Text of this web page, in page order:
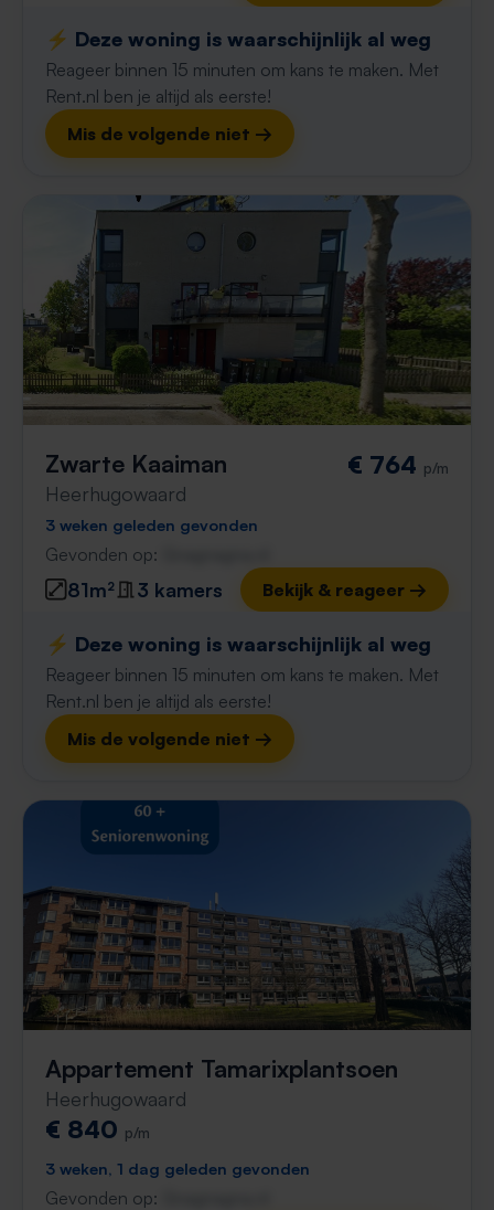
⚡️ Deze woning is waarschijnlijk al weg
Reageer binnen 15 minuten om kans te maken. Met
Rent.nl ben je altijd als eerste!
Mis de volgende niet →
Zwarte Kaaiman
Heerhugowaard
€ 764 p/m
3 weken geleden gevonden
Gevonden op:
81m² 3 kamers Bekijk & reageer →
⚡️ Deze woning is waarschijnlijk al weg
Reageer binnen 15 minuten om kans te maken. Met
Rent.nl ben je altijd als eerste!
Mis de volgende niet →
Appartement Tamarixplantsoen
Heerhugowaard
€ 840 p/m
3 weken, 1 dag geleden gevonden
Gevonden op: